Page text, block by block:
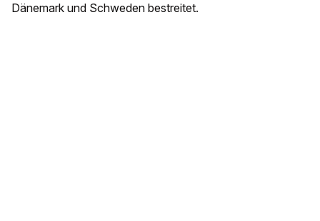
Dänemark und Schweden bestreitet.